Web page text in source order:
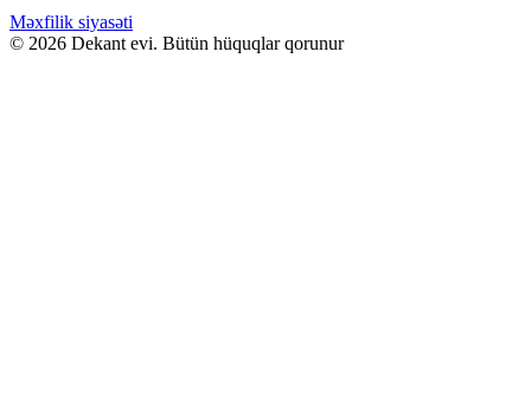
Məxfilik siyasəti
© 2026 Dekant evi. Bütün hüquqlar qorunur